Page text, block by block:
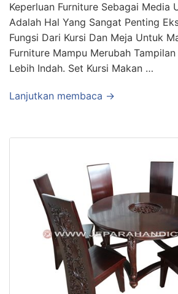
Keperluan Furniture Sebagai Media
Adalah Hal Yang Sangat Penting
Fungsi Dari Kursi Dan Meja Untuk
Furniture Mampu Merubah
Lebih Indah. Set Kursi Makan …
Lanjutkan membaca →